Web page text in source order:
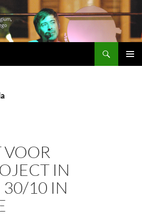
VOOR
IN
30/10 IN